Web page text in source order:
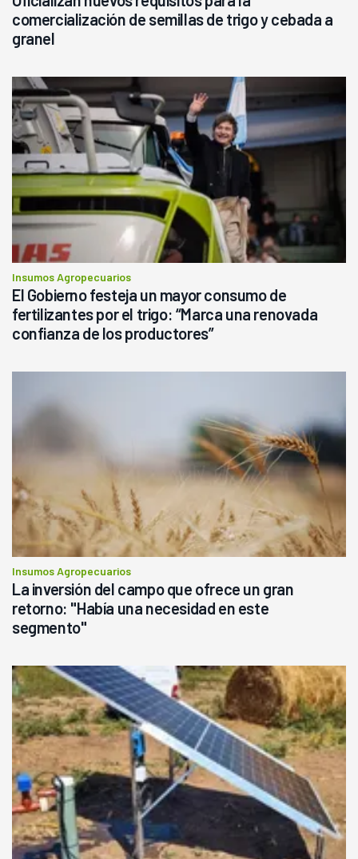
comercialización de semillas de trigo y cebada a
granel
Insumos Agropecuarios
El Gobierno festeja un mayor consumo de
fertilizantes por el trigo: “Marca una renovada
confianza de los productores”
Insumos Agropecuarios
La inversión del campo que ofrece un gran
retorno: "Había una necesidad en este
segmento"